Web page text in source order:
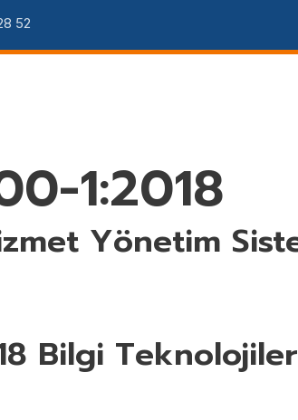
52
1:2018
Yönetim
Bilgi